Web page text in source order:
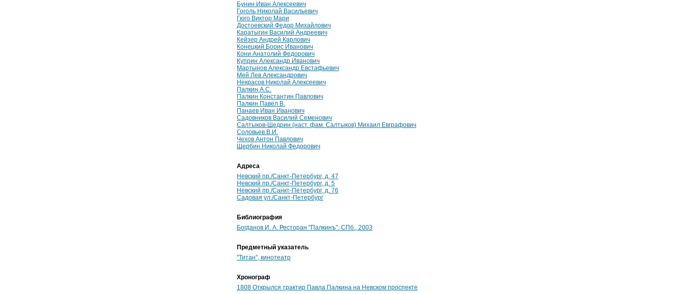
Бунин Иван Алексеевич
Гоголь Николай Васильевич
Гюго Виктор Мари
Достоевский Федор Михайлович
Каратыгин Василий Андреевич
Кейзер Андрей Карлович
Конецкий Борис Иванович
Кони Анатолий Федорович
Куприн Александр Иванович
Мартынов Александр Евстафьевич
Мей Лев Александрович
Некрасов Николай Алексеевич
Палкин А.С.
Палкин Константин Павлович
Палкин Павел В.
Панаев Иван Иванович
Садовников Василий Семенович
Салтыков-Щедрин (наст. фам. Салтыков) Михаил Евграфович
Соловьев В.И.
Чехов Антон Павлович
Щербин Николай Федорович
Адреса
Невский пр./Санкт-Петербург, д. 47
Невский пр./Санкт-Петербург, д. 5
Невский пр./Санкт-Петербург, д. 76
Садовая ул./Санкт-Петербург
Библиография
Богданов И. А. Ресторан "Палкинъ". СПб., 2003
Предметный указатель
"Титан", кинотеатр
Хронограф
1808 Открылся трактир Павла Палкина на Невском проспекте